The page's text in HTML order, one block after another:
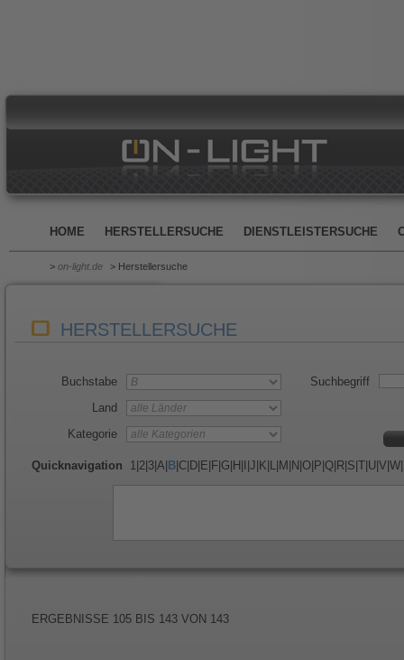
HOME HERSTELLERSUCHE DIENSTLEISTERSUCHE
> on-light.de > Herstellersuche
HERSTELLERSUCHE
Buchstabe
Land
Kategorie
Suchbegriff
Quicknavigation 1 2 3 A B C D E F G H J K L M N O P Q R S T U V W
ERGEBNISSE 105 BIS 143 VON 143